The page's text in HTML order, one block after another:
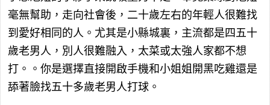
毫無幫助，走向社會後，二十歲左右的年輕人很難找
到愛好相同的人。尤其是小縣城裏，主流都是四五十
歲老男人，別人很難融入，太菜或太強人家都不想
打。。你是選擇直接開啟手機和小姐姐開黑吃雞還是
舔著臉找五十多歲老男人打球。